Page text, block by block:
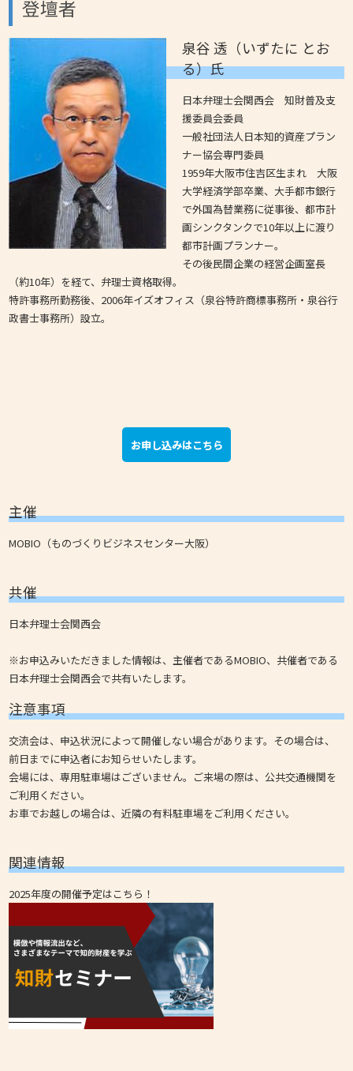
登壇者
泉谷 透（いずたに とお
る）氏
日本弁理士会関西会 知財普及支
援委員会委員
一般社団法人日本知的資産プラン
ナー協会専門委員
1959年大阪市住吉区生まれ 大阪
大学経済学部卒業、大手都市銀行
で外国為替業務に従事後、都市計
画シンクタンクで10年以上に渡り
都市計画プランナー。
その後民間企業の経営企画室長
（約10年）を経て、弁理士資格取得。
特許事務所勤務後、2006年イズオフィス（泉谷特許商標事務所・泉谷行
政書士事務所）設立。
お申し込みはこちら
主催
MOBIO（ものづくりビジネスセンター大阪）
共催
日本弁理士会関西会
※お申込みいただきました情報は、主催者であるMOBIO、共催者である
日本弁理士会関西会で共有いたします。
注意事項
交流会は、申込状況によって開催しない場合があります。その場合は、
前日までに申込者にお知らせいたします。
会場には、専用駐車場はございません。ご来場の際は、公共交通機関を
ご利用ください。
お車でお越しの場合は、近隣の有料駐車場をご利用ください。
関連情報
2025年度の開催予定はこちら！